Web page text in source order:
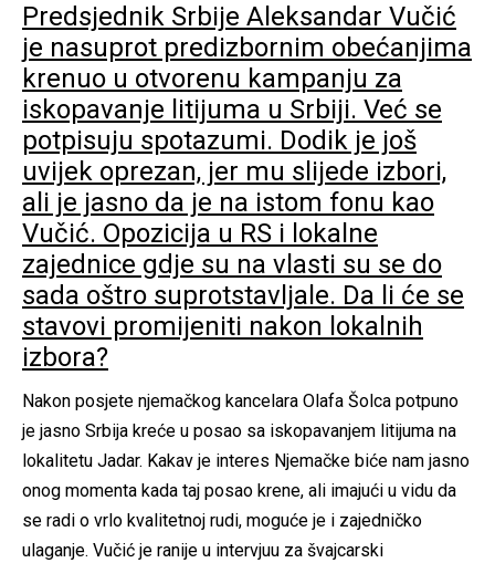
Predsjednik Srbije Aleksandar Vučić
je nasuprot predizbornim obećanjima
krenuo u otvorenu kampanju za
iskopavanje litijuma u Srbiji. Već se
potpisuju spotazumi. Dodik je još
uvijek oprezan, jer mu slijede izbori,
ali je jasno da je na istom fonu kao
Vučić. Opozicija u RS i lokalne
zajednice gdje su na vlasti su se do
sada oštro suprotstavljale. Da li će se
stavovi promijeniti nakon lokalnih
izbora?
Nakon posjete njemačkog kancelara Olafa Šolca potpuno
je jasno Srbija kreće u posao sa iskopavanjem litijuma na
lokalitetu Jadar. Kakav je interes Njemačke biće nam jasno
onog momenta kada taj posao krene, ali imajući u vidu da
se radi o vrlo kvalitetnoj rudi, moguće je i zajedničko
ulaganje. Vučić je ranije u intervjuu za švajcarski